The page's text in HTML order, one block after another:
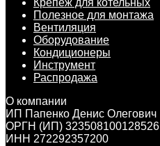
Полезное для монтажа
Вентиляция
Оборудование
Кондиционеры
Инструмент
Распродажа
О компании
ИП Папенко Денис Олегович
ОРГН (ИП) 323508100128526
ИНН 272292357200